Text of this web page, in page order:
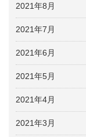
2021年8月
2021年7月
2021年6月
2021年5月
2021年4月
2021年3月